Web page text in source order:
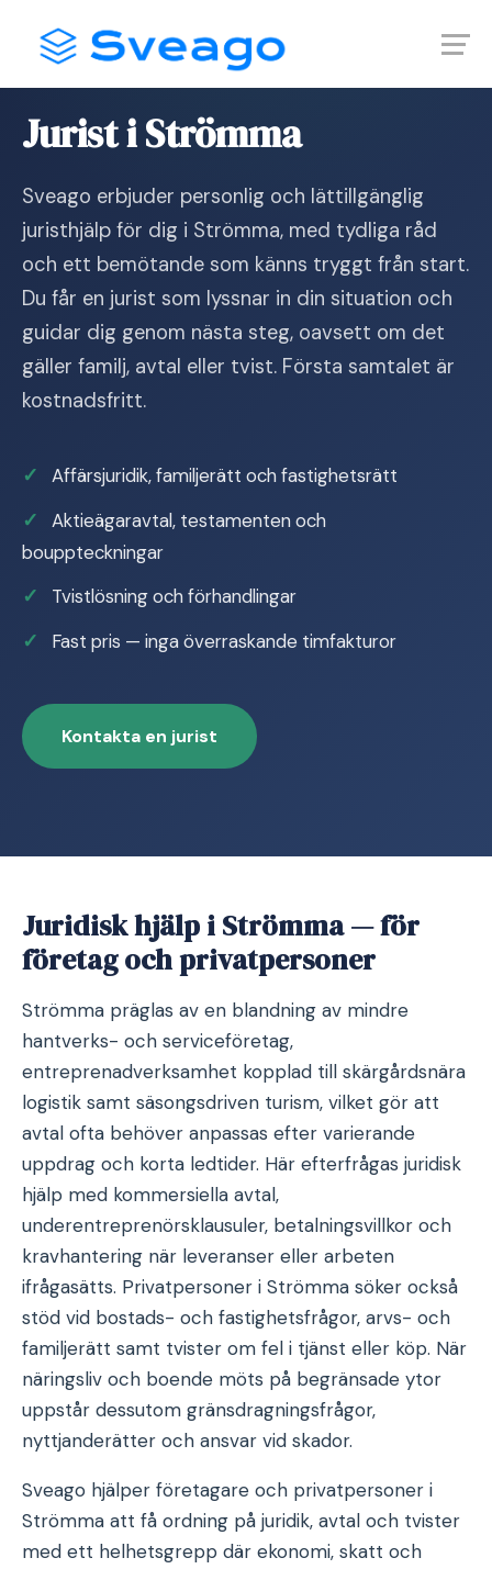
content
Jurist i Strömma
Sveago erbjuder personlig och lättillgänglig
juristhjälp för dig i Strömma, med tydliga råd
och ett bemötande som känns tryggt från start.
Du får en jurist som lyssnar in din situation och
guidar dig genom nästa steg, oavsett om det
gäller familj, avtal eller tvist. Första samtalet är
kostnadsfritt.
Affärsjuridik, familjerätt och fastighetsrätt
Aktieägaravtal, testamenten och
bouppteckningar
Tvistlösning och förhandlingar
Fast pris — inga överraskande timfakturor
Kontakta en jurist
Juridisk hjälp i Strömma — för
företag och privatpersoner
Strömma präglas av en blandning av mindre
hantverks- och serviceföretag,
entreprenadverksamhet kopplad till skärgårdsnära
logistik samt säsongsdriven turism, vilket gör att
avtal ofta behöver anpassas efter varierande
uppdrag och korta ledtider. Här efterfrågas juridisk
hjälp med kommersiella avtal,
underentreprenörsklausuler, betalningsvillkor och
kravhantering när leveranser eller arbeten
ifrågasätts. Privatpersoner i Strömma söker också
stöd vid bostads- och fastighetsfrågor, arvs- och
familjerätt samt tvister om fel i tjänst eller köp. När
näringsliv och boende möts på begränsade ytor
uppstår dessutom gränsdragningsfrågor,
nyttjanderätter och ansvar vid skador.
Sveago hjälper företagare och privatpersoner i
Strömma att få ordning på juridik, avtal och tvister
med ett helhetsgrepp där ekonomi, skatt och